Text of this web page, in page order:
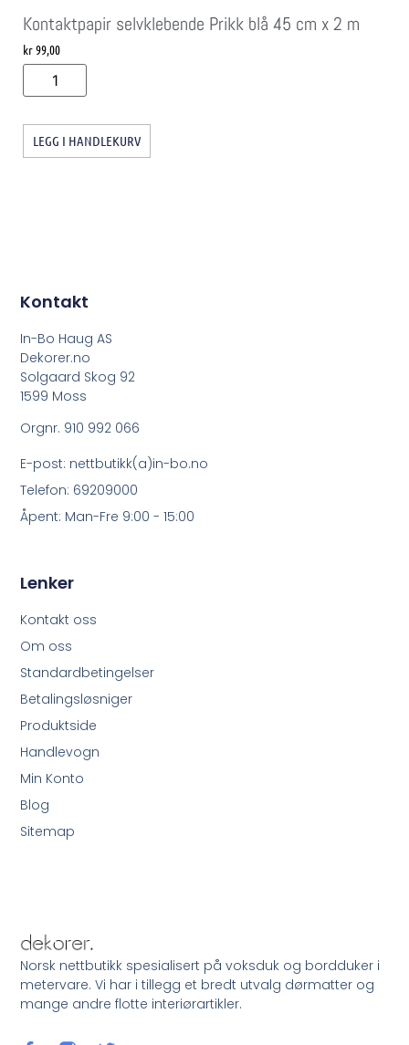
Kontaktpapir selvklebende Prikk blå 45 cm x 2 m
kr99,00
LEGG I HANDLEKURV
Norsk nettbutikk spesialisert på voksduk og bordduker i
metervare. Vi har i tillegg et bredt utvalg dørmatter og
mange andre flotte interiørartikler.
Lenker
Kontakt oss
Om oss
Standardbetingelser
Betalingsløsniger
Produktside
Handlevogn
Min Konto
Blog
Sitemap
Kontakt
In-Bo Haug AS
Dekorer.no
Solgaard Skog 92
1599 Moss
Orgnr. 910 992 066
E-post: nettbutikk(a)in-bo.no
Telefon: 69209000
Åpent: Man-Fre 9:00 - 15:00